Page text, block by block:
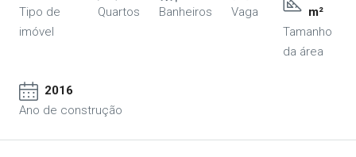
Tipo de
imóvel
Quartos
Banheiros
Vaga
m²
Tamanho
da área
2016
Ano de construção